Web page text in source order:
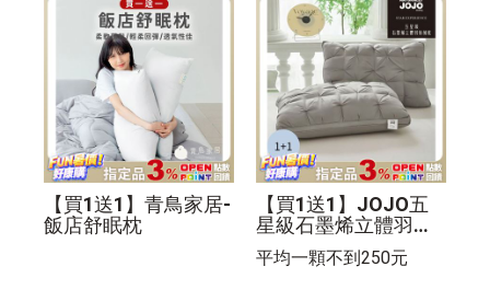
【買1送1】青鳥家居-
飯店舒眠枕
【買1送1】JOJO五
星級石墨烯立體羽絲
絨枕(紐花枕)
平均一顆不到250元